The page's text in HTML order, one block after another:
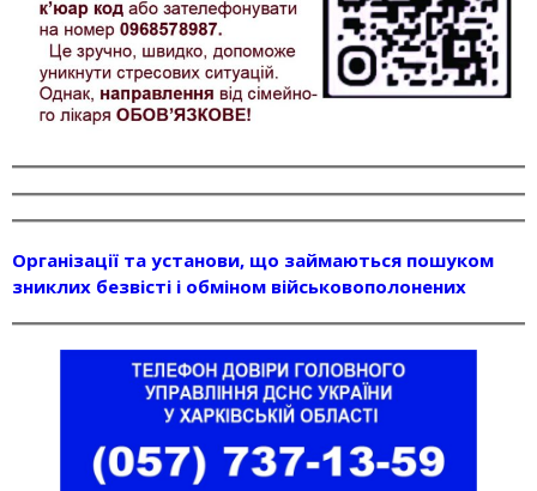
Організації та установи, що займаються пошуком
зниклих безвісті і обміном військовополонених